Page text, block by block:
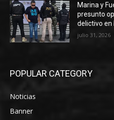
Marina y
presunto
delictivo en
julio 31, 2026
POPULAR CATEGORY
Noticias
Banner